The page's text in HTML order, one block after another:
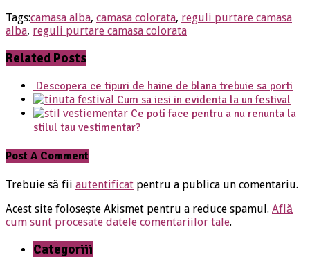
Tags:camasa alba, camasa colorata, reguli purtare camasa
alba, reguli purtare camasa colorata
Related Posts
Descopera ce tipuri de haine de blana trebuie sa porti
Cum sa iesi in evidenta la un festival
Ce poti face pentru a nu renunta la
stilul tau vestimentar?
Post A Comment
Trebuie să fii autentificat pentru a publica un comentariu.
Acest site folosește Akismet pentru a reduce spamul. Află
cum sunt procesate datele comentariilor tale.
Categoriii